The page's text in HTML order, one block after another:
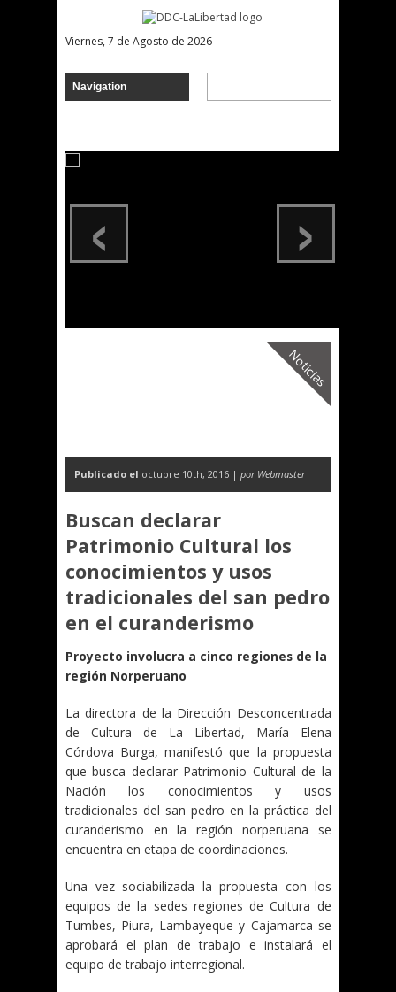
Viernes, 7 de Agosto de 2026
›
‹
Noticias
Publicado el octubre 10th, 2016 | por Webmaster
Buscan declarar
Patrimonio Cultural los
conocimientos y usos
tradicionales del san pedro
en el curanderismo
Proyecto involucra a cinco regiones de la
región Norperuano
La directora de la Dirección Desconcentrada
de Cultura de La Libertad, María Elena
Córdova Burga, manifestó que la propuesta
que busca declarar Patrimonio Cultural de la
Nación los conocimientos y usos
tradicionales del san pedro en la práctica del
curanderismo en la región norperuana se
encuentra en etapa de coordinaciones.
Una vez sociabilizada la propuesta con los
equipos de la sedes regiones de Cultura de
Tumbes, Piura, Lambayeque y Cajamarca se
aprobará el plan de trabajo e instalará el
equipo de trabajo interregional.